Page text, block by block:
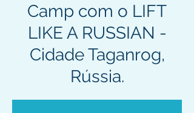
Camp com o LIFT
LIKE A RUSSIAN -
Cidade Taganrog,
Rússia.